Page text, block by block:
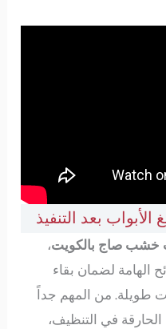
بعد التنفيذ
خشب صاج بالكويت،
الهامة لضمان بقاء
طويلة. من المهم جداً
الحارقة في التنظيف،